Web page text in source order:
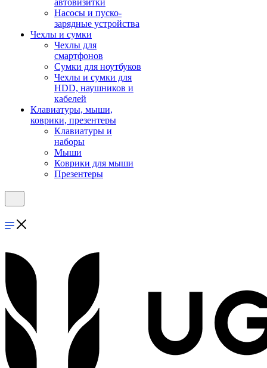
автовизитки
Насосы и пуско-
зарядные устройства
Чехлы и сумки
Чехлы для
смартфонов
Сумки для ноутбуков
Чехлы и сумки для
HDD, наушников и
кабелей
Клавиатуры, мыши,
коврики, презентеры
Клавиатуры и
наборы
Мыши
Коврики для мыши
Презентеры